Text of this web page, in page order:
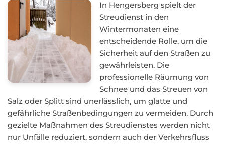
In Hengersberg spielt der
Streudienst in den
Wintermonaten eine
entscheidende Rolle, um die
Sicherheit auf den Straßen zu
gewährleisten. Die
professionelle Räumung von
Schnee und das Streuen von
Salz oder Splitt sind unerlässlich, um glatte und
gefährliche Straßenbedingungen zu vermeiden. Durch
gezielte Maßnahmen des Streudienstes werden nicht
nur Unfälle reduziert, sondern auch der Verkehrsfluss